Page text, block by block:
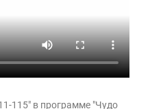
115" в программе "Чудо